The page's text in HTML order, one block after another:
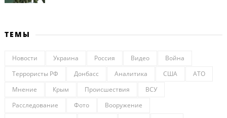
ТЕМЫ
Новости Украина Россия Видео
Война
Террористы РФ
Донбасс Аналитика США
АТО
Мнение
Крым Происшествия
ВСУ
Расследование
Фото
Вооружение